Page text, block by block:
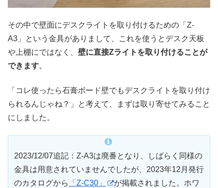
その中で壁面にデスクライトを取り付けるための「Z-
A3」という金具がありまして、これを使うとデスク天板
や上棚にではなく、 壁に直接Zライトを取り付けることが
できます。
「コレ使ったら石膏ボード壁でもデスクライトを取り付け
られるんじゃね？」と考えて、まずは取り寄せてみること
にしました。
2023/12/07追記：Z-A3は廃番となり、しばらく同様の
金具は用意されていませんでしたが、2023年12月発行
のカタログから
「Z-C30」
が掲載されました。ホワ